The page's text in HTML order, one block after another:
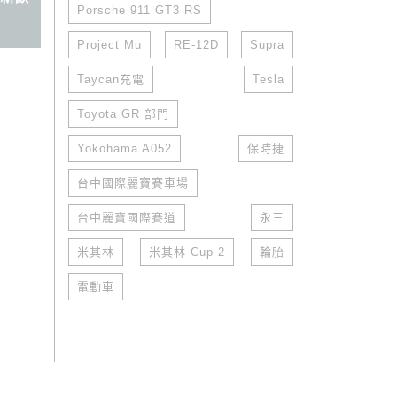
Porsche 911 GT3 RS
Project Mu RE-12D Supra
Taycan充電 Tesla
Toyota GR 部門
Yokohama A052 保時捷
台中國際麗寶賽車場
台中麗寶國際賽道 永三
米其林 米其林 Cup 2 輪胎
電動車